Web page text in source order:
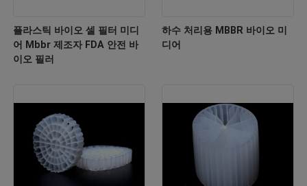
플라스틱 바이오 셀 필터 미디
어 Mbbr 제조자 FDA 안전 바
이오 필러
하수 처리용 MBBR 바이오 미
디어